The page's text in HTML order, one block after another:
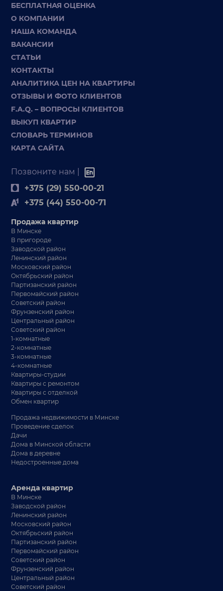
БЕСПЛАТНАЯ ОЦЕНКА
О КОМПАНИИ
НАША КОМАНДА
ВАКАНСИИ
СТАТЬИ
КОНТАКТЫ
АНАЛИТИКА ЦЕН НА КВАРТИРЫ
ОТЗЫВЫ И ФОТО КЛИЕНТОВ
F.A.Q. – ВОПРОСЫ КЛИЕНТОВ
ВЫКУП КВАРТИР
СЛОВАРЬ ТЕРМИНОВ
КАРТА САЙТА
Позвоните нам |
+375 (29) 550-00-21
+375 (44) 550-00-71
Продажа квартир
В Минске
В пригороде
Заводской район
Ленинский район
Московский район
Октябрьский район
Партизанский район
Первомайский район
Советский район
Фрунзенский район
Центральный район
Советский район
1-комнатные
2-комнатные
3-комнатные
4-комнатные
Квартиры-студии
Квартиры с ремонтом
Квартиры с отделкой
Обмен квартир
Продажа недвижимости в Минске
Проведение сделок
Дачи
Дома в Минской области
Дома в деревне
Недостроенные дома
Аренда квартир
В Минске
Заводской район
Ленинский район
Московский район
Октябрьский район
Партизанский район
Первомайский район
Советский район
Фрунзенский район
Центральный район
Советский район